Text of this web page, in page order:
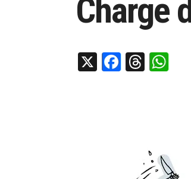
Charge
X Facebook